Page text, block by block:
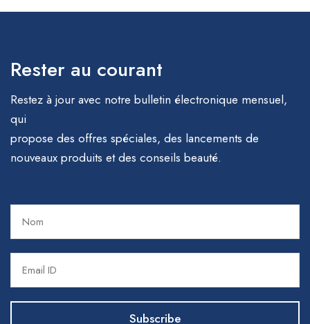
Rester au courant
Restez à jour avec notre bulletin électronique mensuel,
qui
propose des offres spéciales, des lancements de
nouveaux produits et des conseils beauté.